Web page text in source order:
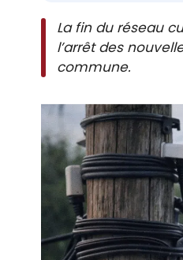
La fin du réseau
l’arrêt des
commune.